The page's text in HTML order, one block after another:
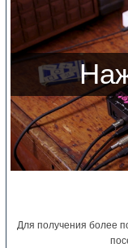
Для получения более